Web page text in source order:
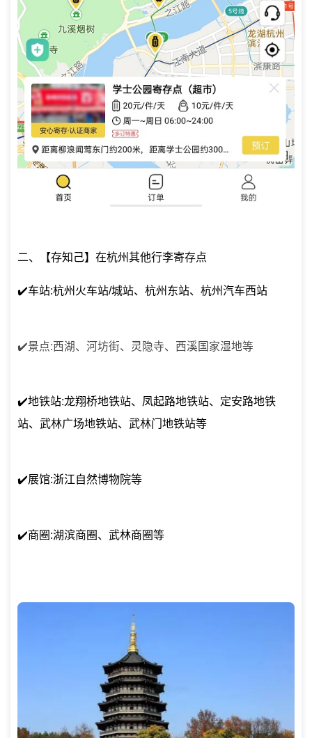
二、【存知己】在杭州其他行李寄存点
✔️车站:杭州火车站/城站、杭州东站、杭州汽车西站
✔️景点:西湖、河坊街、灵隐寺、西溪国家湿地等
✔️地铁站:龙翔桥地铁站、凤起路地铁站、定安路地铁
站、武林广场地铁站、武林门地铁站等
✔️展馆:浙江自然博物院等
✔️商圈:湖滨商圈、武林商圈等